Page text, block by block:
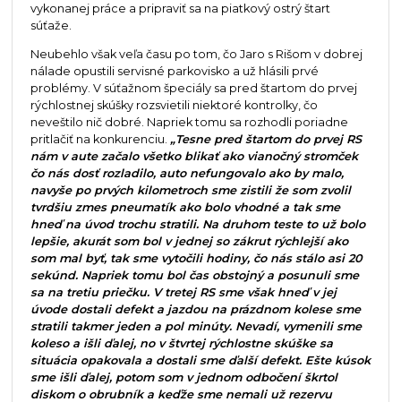
vykonanej práce a pripraviť sa na piatkový ostrý štart
súťaže.
Neubehlo však veľa času po tom, čo Jaro s Rišom v dobrej
nálade opustili servisné parkovisko a už hlásili prvé
problémy. V súťažnom špeciály sa pred štartom do prvej
rýchlostnej skúšky rozsvietili niektoré kontrolky, čo
neveštilo nič dobré. Napriek tomu sa rozhodli poriadne
pritlačiť na konkurenciu. „Tesne pred štartom do prvej RS
nám v aute začalo všetko blikať ako vianočný stromček
čo nás dosť rozladilo, auto nefungovalo ako by malo,
navyše po prvých kilometroch sme zistili že som zvolil
tvrdšiu zmes pneumatík ako bolo vhodné a tak sme
hneď na úvod trochu stratili. Na druhom teste to už bolo
lepšie, akurát som bol v jednej so zákrut rýchlejší ako
som mal byť, tak sme vytočili hodiny, čo nás stálo asi 20
sekúnd. Napriek tomu bol čas obstojný a posunuli sme
sa na tretiu priečku. V tretej RS sme však hneď v jej
úvode dostali defekt a jazdou na prázdnom kolese sme
stratili takmer jeden a pol minúty. Nevadí, vymenili sme
koleso a išli ďalej, no v štvrtej rýchlostne skúške sa
situácia opakovala a dostali sme ďalší defekt. Ešte kúsok
sme išli ďalej, potom som v jednom odbočení škrtol
diskom o obrubník a keďže sme nemali už rezervu